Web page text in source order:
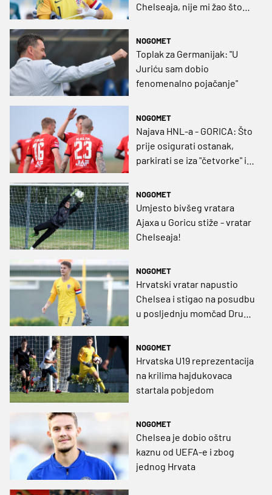
Chelseaja, nije mi žao što
NOGOMET
Toplak za Germanijak: "U
Juriću sam dobio
fenomenalno pojačanje"
NOGOMET
Najava HNL-a - GORICA: Što
prije osigurati ostanak,
parkirati se iza "četvorke" i
NOGOMET
Umjesto bivšeg vratara
Ajaxa u Goricu stiže - vratar
Chelseaja!
NOGOMET
Hrvatski vratar napustio
Chelsea i stigao na posudbu
u posljednju momčad Druge
NOGOMET
Hrvatska U19 reprezentacija
na krilima hajdukovaca
startala pobjedom
NOGOMET
Chelsea je dobio oštru
kaznu od UEFA-e i zbog
jednog Hrvata